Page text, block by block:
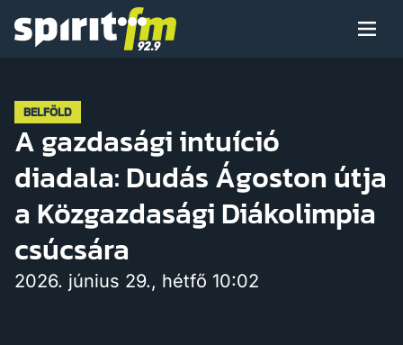
Arcaink
Műsor
BELFÖLD
A gazdasági intuíció
diadala: Dudás Ágoston útja
a Közgazdasági Diákolimpia
csúcsára
2026. június 29., hétfő 10:02